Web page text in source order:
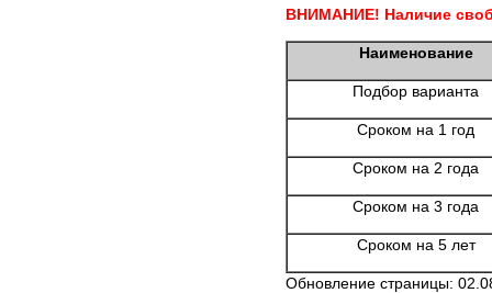
ВНИМАНИЕ! Наличие
Наименование
Подбор варианта
Сроком на 1 год
Сроком на 2 года
Сроком на 3 года
Сроком на 5 лет
Обновление страницы: